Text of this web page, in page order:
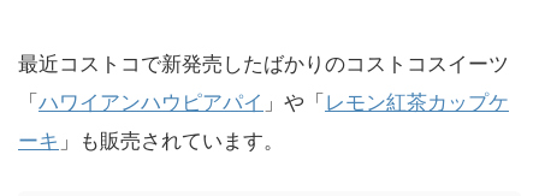
最近コストコで新発売したばかりのコストコスイーツ
「ハワイアンハウピアパイ 」や「レモン紅茶カップケ
ーキ 」も販売されています。